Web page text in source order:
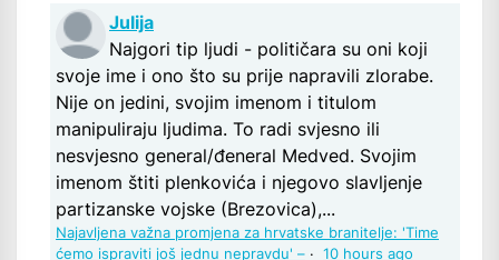
Julija
Najgori tip ljudi - političara su oni koji
svoje ime i ono što su prije napravili zlorabe.
Nije on jedini, svojim imenom i titulom
manipuliraju ljudima. To radi svjesno ili
nesvjesno general/đeneral Medved. Svojim
imenom štiti plenkovića i njegovo slavljenje
partizanske vojske (Brezovica),...
Najavljena važna promjena za hrvatske branitelje: 'Time
ćemo ispraviti još jednu nepravdu' – · 10 hours ago